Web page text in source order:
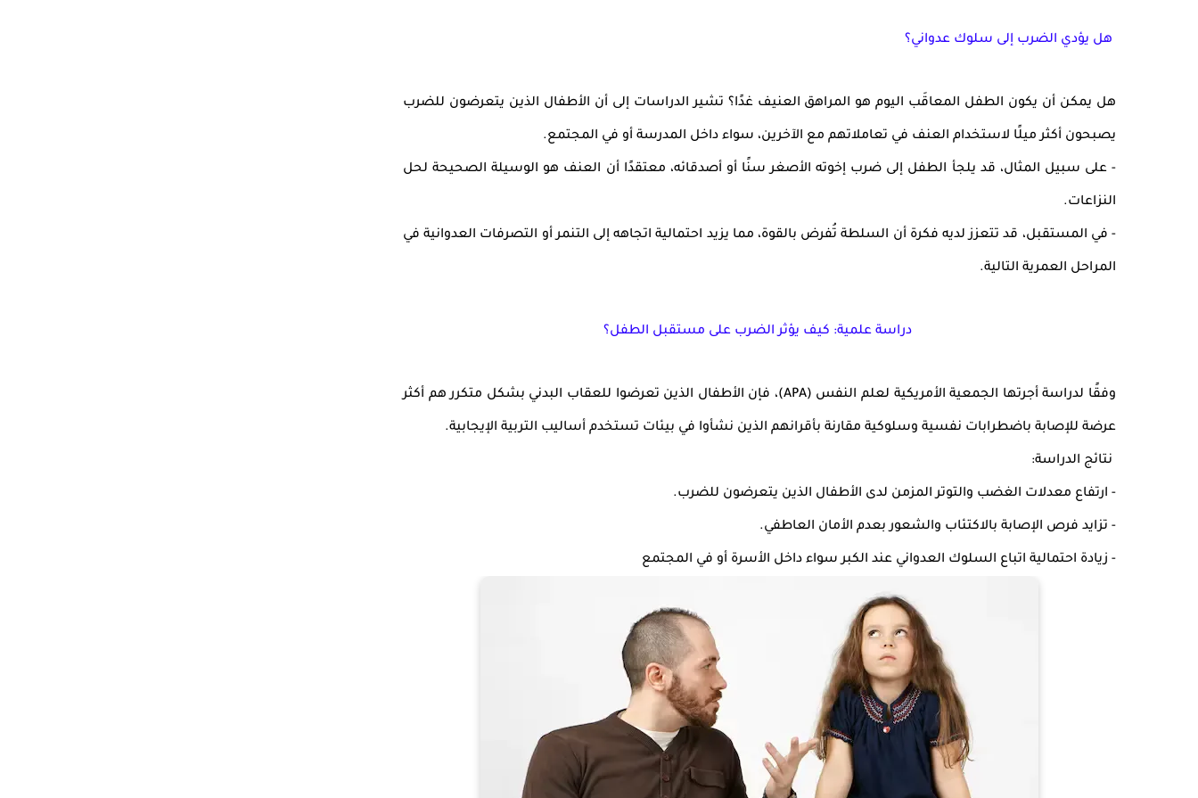
هل يؤدي الضرب إلى سلوك عدواني؟
هل يمكن أن يكون الطفل المعاقَب اليوم هو المراهق العنيف غدًا؟ تشير الدراسات إلى أن الأطفال الذين يتعرضون للضرب
يصبحون أكثر ميلًا لاستخدام العنف في تعاملاتهم مع الآخرين، سواء داخل المدرسة أو في المجتمع.
- على سبيل المثال، قد يلجأ الطفل إلى ضرب إخوته الأصغر سنًا أو أصدقائه، معتقدًا أن العنف هو الوسيلة الصحيحة لحل
النزاعات.
- في المستقبل، قد تتعزز لديه فكرة أن السلطة تُفرض بالقوة، مما يزيد احتمالية اتجاهه إلى التنمر أو التصرفات العدوانيةفي
المراحل العمرية التالية.
دراسة علمية: كيف يؤثر الضرب على مستقبل الطفل؟
وفقًا لدراسة أجرتها الجمعية الأمريكية لعلم النفس (APA) ، فإن الأطفال الذين تعرضوا للعقاب البدني بشكل متكرر هم أكثر
عرضة للإصابة باضطرابات نفسية وسلوكية مقارنة بأقرانهم الذين نشأوا في بيئات تستخدم أساليب التربية الإيجابية.
نتائج الدراسة:
- ارتفاع معدلات الغضب والتوتر المزمن لدى الأطفال الذين يتعرضون للضرب.
- تزايد فرص الإصابة بالاكتئاب والشعور بعدم الأمان العاطفي.
- زيادة احتمالية اتباع السلوك العدواني عند الكبرسواء داخل الأسرة أو في المجتمع